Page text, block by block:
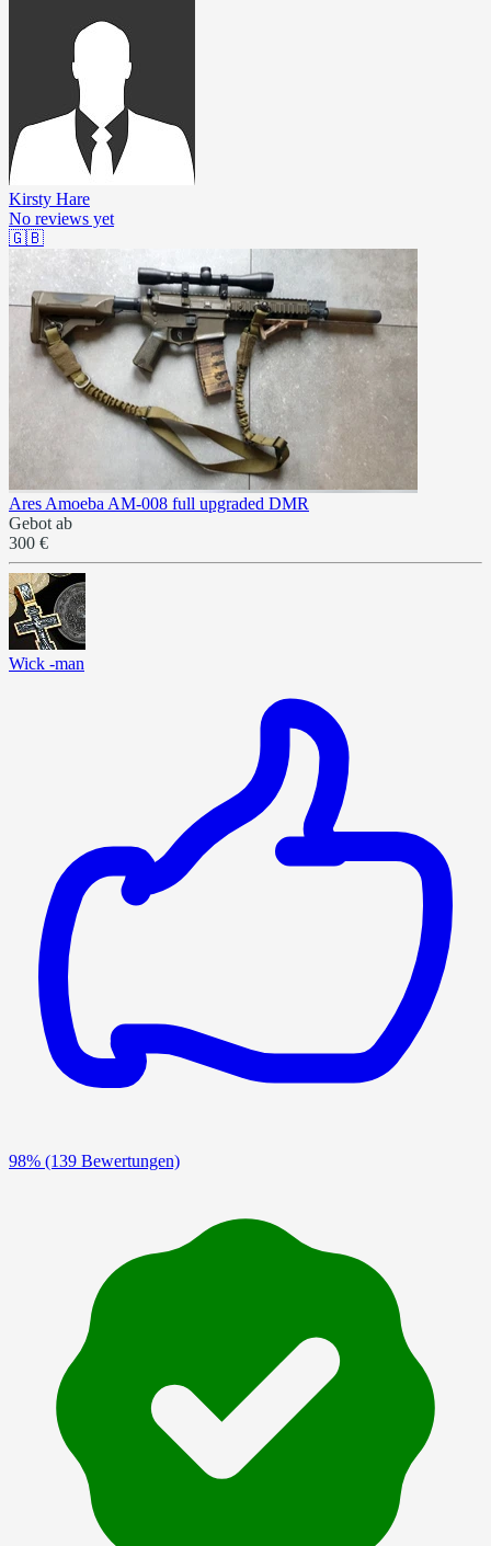
Kirsty Hare
No reviews yet
🇬🇧
Ares Amoeba AM-008 full upgraded DMR
Gebot ab
300 €
Wick -man
98% (139 Bewertungen)